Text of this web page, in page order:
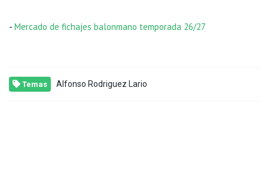
- Mercado de fichajes balonmano temporada 26/27
Temas Alfonso Rodriguez Lario